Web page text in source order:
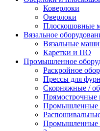
Коверлоки
Оверлоки
Плоскошовные
Вязальное
Вязальные
Каретки и ПО
Промышленное
Раскройное
Прессы для
Скорняжные /
Промышленные
Промышленные